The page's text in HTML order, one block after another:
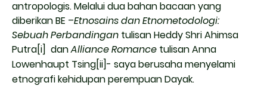
antropologis. Melalui dua bahan bacaan yang
diberikan BE –Etnosains dan Etnometodologi:
Sebuah Perbandingan tulisan Heddy Shri Ahimsa
Putra[i] danAlliance Romance tulisan Anna
Lowenhaupt Tsing[ii]- saya berusaha menyelami
etnografi kehidupan perempuan Dayak.